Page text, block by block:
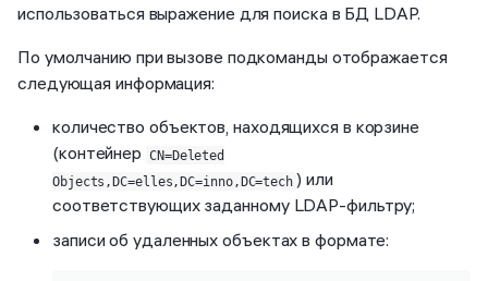
использоваться выражение для поиска в БД LDAP.
По умолчанию при вызове подкоманды отображается
следующая информация:
количество объектов, находящихся в корзине
(контейнер CN=Deleted
Objects,DC=elles,DC=inno,DC=tech ) или
соответствующих заданному LDAP-фильтру;
записи об удаленных объектах в формате: